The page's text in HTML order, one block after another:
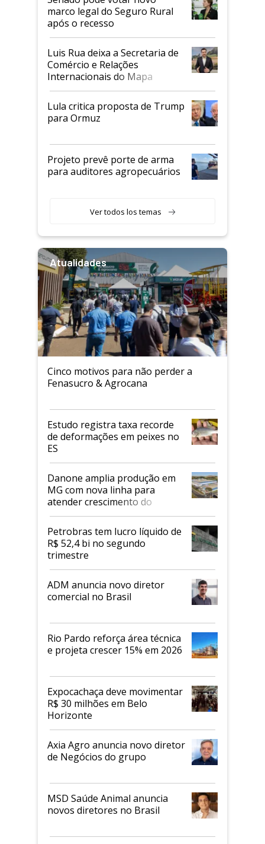
marco legal do Seguro Rural
após o recesso
Luis Rua deixa a Secretaria de
Comércio e Relações
Internacionais do Mapa
Lula critica proposta de Trump
para Ormuz
Projeto prevê porte de arma
para auditores agropecuários
Ver todos los temas
Atualidades
Cinco motivos para não perder a
Fenasucro & Agrocana
Estudo registra taxa recorde
de deformações em peixes no
ES
Danone amplia produção em
MG com nova linha para
atender crescimento do
mercado de alimentos
proteicos
Petrobras tem lucro líquido de
R$ 52,4 bi no segundo
trimestre
ADM anuncia novo diretor
comercial no Brasil
Rio Pardo reforça área técnica
e projeta crescer 15% em 2026
Expocachaça deve movimentar
R$ 30 milhões em Belo
Horizonte
Axia Agro anuncia novo diretor
de Negócios do grupo
MSD Saúde Animal anuncia
novos diretores no Brasil